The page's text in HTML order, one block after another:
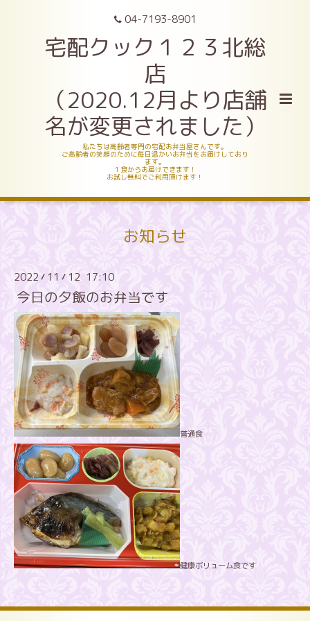
04-7193-8901
宅配クック１２３北総
店
（2020.12月より店舗
名が変更されました）
私たちは高齢者専門の宅配お弁当屋さんです。
ご高齢者の笑顔のために毎日温かいお弁当をお届けしており
ます。
１食からお届けできます！
お試し無料でご利用頂けます！
お知らせ
2022 / 11 / 12 17:10
今日の夕飯のお弁当です
普通食
健康ボリューム食です